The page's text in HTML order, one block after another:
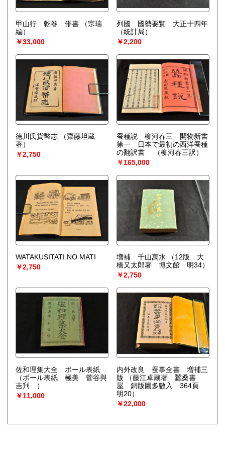
甲山行 乾巻 俳書
（宗瑞
編）
￥33,000
列國 國勢要覧 大正十四年
（統計局）
￥2,200
徳川氏貨幣志
（齋藤坦蔵
著）
￥2,750
蚕種説 柳河春三 開物新書
第一 日本で最初の西洋蚕種
の翻訳書
（柳河春三訳）
￥165,000
WATAKUSITATI NO MATI
￥2,750
増補 千山萬水
（12版 大
橋又太郎著 博文館 明34）
￥2,750
佐和理集大全 ボール表紙
（ボール表紙 極美 菅谷與
吉刋 ）
￥11,000
内外改良 蚕事全書 増補三
版
（藤江卓蔵著 蠶桑書
屋 銅版圖多數入 364頁
明20）
￥22,000